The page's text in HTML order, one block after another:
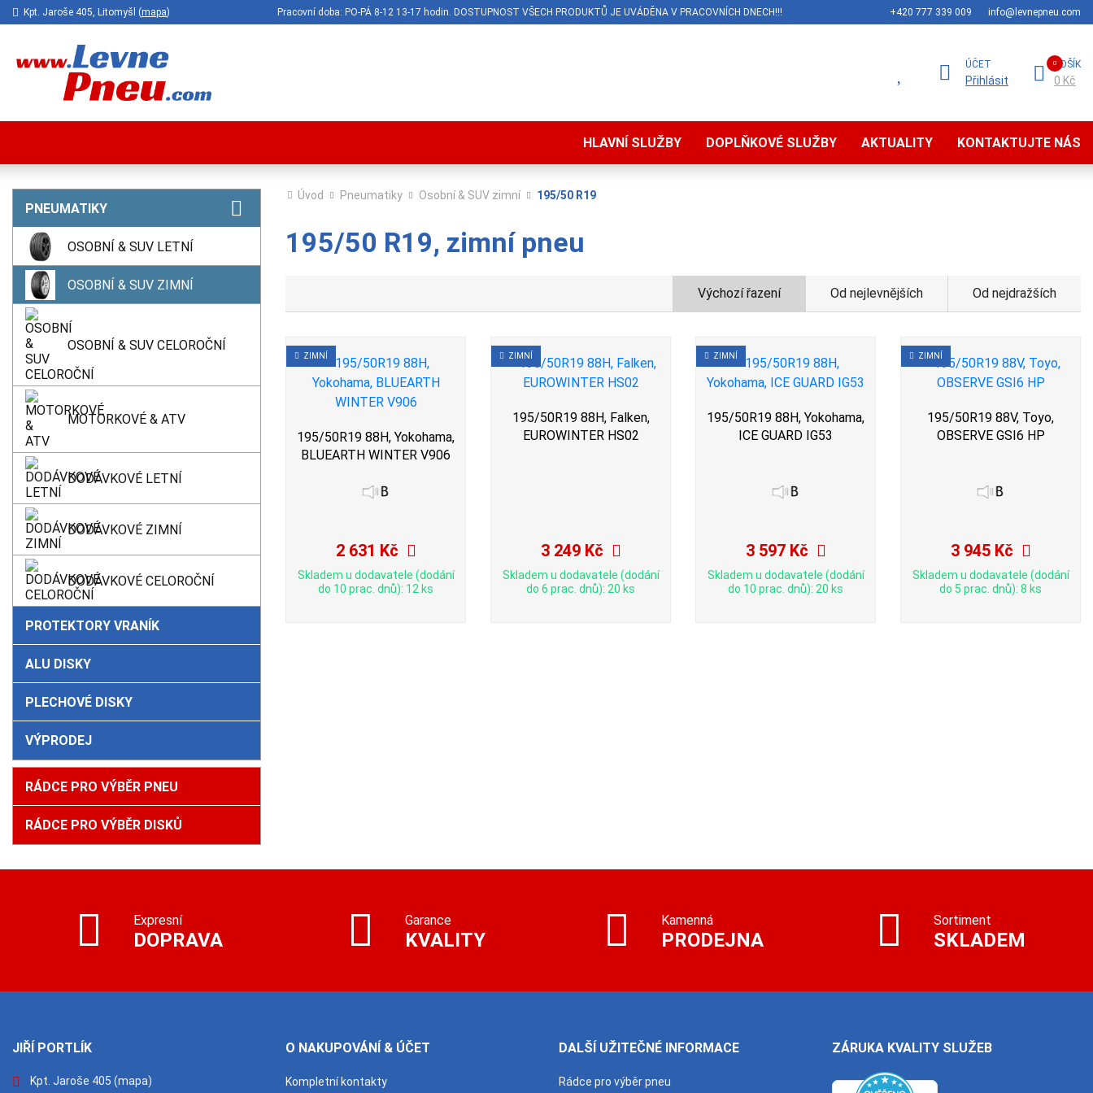
Kpt. Jaroše 405, Litomyšl (mapa) Pracovní doba: PO-PÁ 8-12 13-17 hodin. DOSTUPNOST VŠECH PRODUKTŮ JE UVÁDĚNA V PRACOVNÍCH DNECH!!! +420 777 339 009 info@levnepneu.com
ÚČET
Přihlásit
KOŠÍK
0 Kč
HLAVNÍ SLUŽBY DOPLŇKOVÉ SLUŽBY AKTUALITY KONTAKTUJTE NÁS
PNEUMATIKY
OSOBNÍ & SUV LETNÍ
OSOBNÍ & SUV ZIMNÍ
OSOBNÍ & SUV CELOROČNÍ
MOTORKOVÉ & ATV
DODÁVKOVÉ LETNÍ
DODÁVKOVÉ ZIMNÍ
DODÁVKOVÉ CELOROČNÍ
PROTEKTORY VRANÍK
ALU DISKY
PLECHOVÉ DISKY
VÝPRODEJ
RÁDCE PRO VÝBĚR PNEU
RÁDCE PRO VÝBĚR DISKŮ
Úvod Pneumatiky Osobní & SUV zimní 195/50 R19
195/50 R19, zimní pneu
Výchozí řazení Od nejlevnějších Od nejdražších
ZIMNÍ
195/50R19 88H, Yokohama,
BLUEARTH WINTER V906
2 631 Kč
Skladem u dodavatele (dodání
do 10 prac. dnů): 12 ks
ZIMNÍ
195/50R19 88H, Falken,
EUROWINTER HS02
3 249 Kč
Skladem u dodavatele (dodání
do 6 prac. dnů): 20 ks
ZIMNÍ
195/50R19 88H, Yokohama,
ICE GUARD IG53
3 597 Kč
Skladem u dodavatele (dodání
do 10 prac. dnů): 20 ks
ZIMNÍ
195/50R19 88V, Toyo,
OBSERVE GSI6 HP
3 945 Kč
Skladem u dodavatele (dodání
do 5 prac. dnů): 8 ks
Expresní
DOPRAVA
Garance
KVALITY
Kamenná
PRODEJNA
Sortiment
SKLADEM
JIŘÍ PORTLÍK
Kpt. Jaroše 405 (mapa)
O NAKUPOVÁNÍ & ÚČET
Kompletní kontakty
DALŠÍ UŽITEČNÉ INFORMACE
Rádce pro výběr pneu
ZÁRUKA KVALITY SLUŽEB